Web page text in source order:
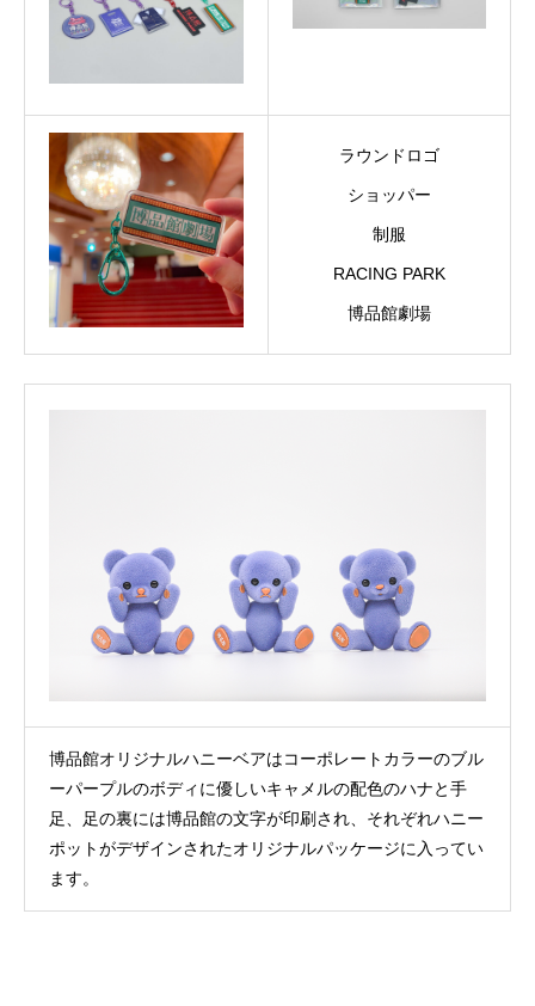
ラウンドロゴ
ショッパー
制服
RACING PARK
博品館劇場
博品館オリジナルハニーベアはコーポレートカラーのブル
ーパープルのボディに優しいキャメルの配色のハナと手
足、足の裏には博品館の文字が印刷され、それぞれハニー
ポットがデザインされたオリジナルパッケージに入ってい
ます。